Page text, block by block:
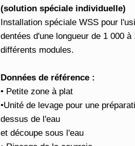
(solution spéciale individuelle)
Installation spéciale WSS pour
dentées d'une longueur de 1 000 à
différents modules.
Données de référence :
• Petite zone à plat
•Unité de levage pour une
dessus de l'eau
et découpe sous l'eau